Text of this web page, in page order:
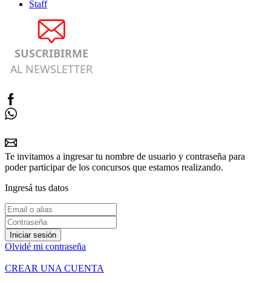
Staff
SUSCRIBIRME
AL NEWSLETTER
Te invitamos a ingresar tu nombre de usuario y contraseña para
poder participar de los concursos que estamos realizando.
Ingresá tus datos
Iniciar sesión
Olvidé mi contraseña
CREAR UNA CUENTA